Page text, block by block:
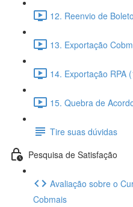
12. Reenvio de
13. Exportação
14. Exportação RPA
15. Quebra de
Tire suas dúvidas
Pesquisa de Satisfação
Avaliação sobre o
Cobmais